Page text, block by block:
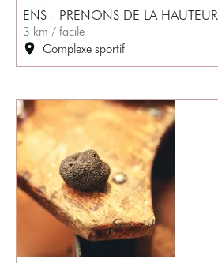
ENS - PRENONS DE LA HAUTEUR
3 km / facile
Complexe sportif